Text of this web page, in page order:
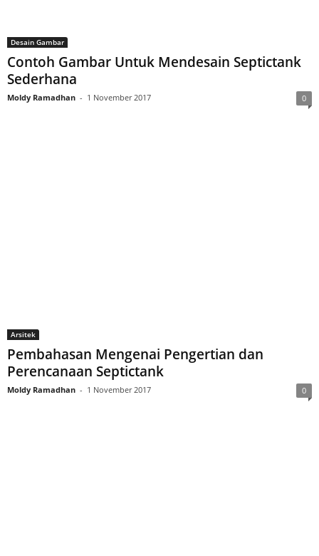
Desain Gambar
Contoh Gambar Untuk Mendesain Septictank
Sederhana
Moldy Ramadhan - 1 November 2017 0
Arsitek
Pembahasan Mengenai Pengertian dan
Perencanaan Septictank
Moldy Ramadhan - 1 November 2017 0